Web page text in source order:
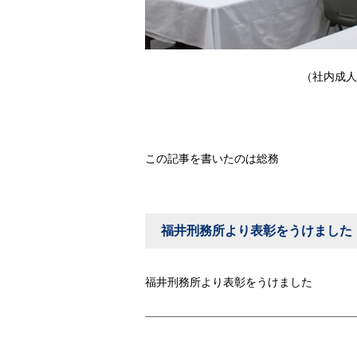
（社内成人式の
この記事を書いたのは総務
福井刑務所より表彰をうけました
福井刑務所より表彰をうけました